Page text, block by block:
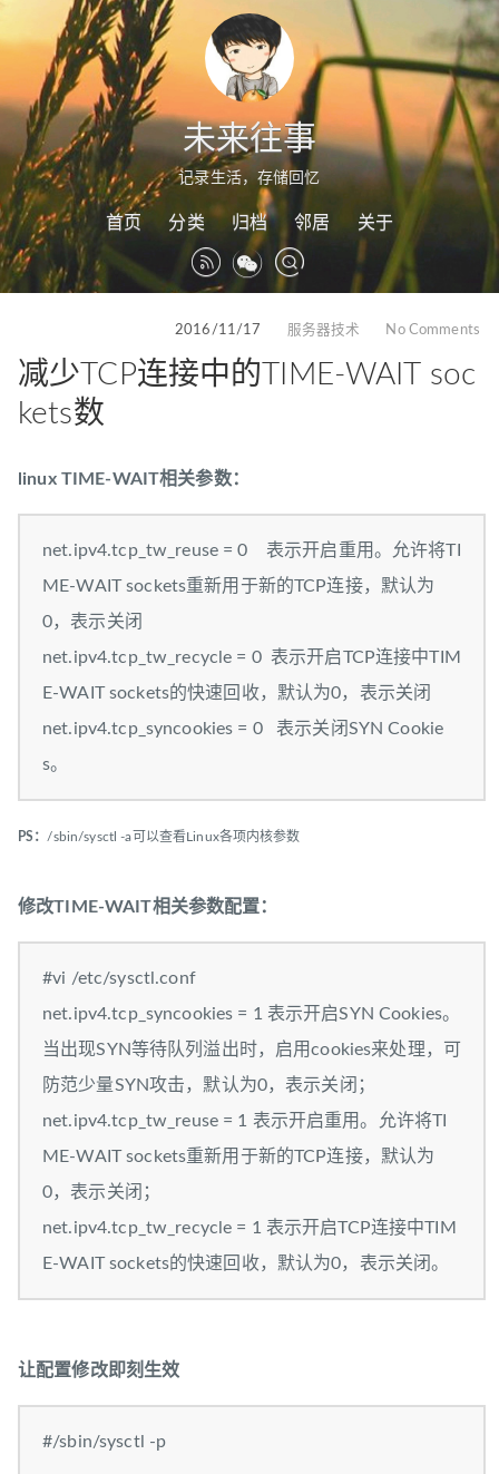
未来往事
记录生活，存储回忆
首页 分类 归档 邻居 关于
2016/11/17 服务器技术 No Comments
减少TCP连接中的TIME-WAIT soc
kets数
linux TIME-WAIT相关参数：
net.ipv4.tcp_tw_reuse = 0 表示开启重用。允许将TI
ME-WAIT sockets重新用于新的TCP连接，默认为
0，表示关闭
net.ipv4.tcp_tw_recycle = 0 表示开启TCP连接中TIM
E-WAIT sockets的快速回收，默认为0，表示关闭
net.ipv4.tcp_syncookies = 0 表示关闭SYN Cookie
s。
PS： /sbin/sysctl -a可以查看Linux各项内核参数
修改TIME-WAIT相关参数配置：
#vi /etc/sysctl.conf
net.ipv4.tcp_syncookies = 1 表示开启SYN Cookies。
当出现SYN等待队列溢出时，启用cookies来处理，可
防范少量SYN攻击，默认为0，表示关闭；
net.ipv4.tcp_tw_reuse = 1 表示开启重用。允许将TI
ME-WAIT sockets重新用于新的TCP连接，默认为
0，表示关闭；
net.ipv4.tcp_tw_recycle = 1 表示开启TCP连接中TIM
E-WAIT sockets的快速回收，默认为0，表示关闭。
让配置修改即刻生效
#/sbin/sysctl -p